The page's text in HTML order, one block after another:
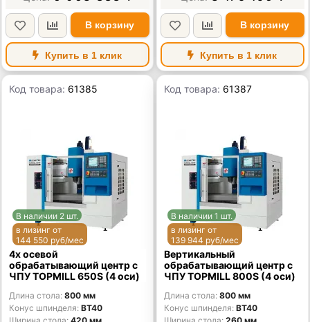
В корзину
Купить в 1 клик
В корзину
Купить в 1 клик
Код товара: 61385
В наличии 2 шт.
в лизинг от
144 550 руб/мес
4х осевой
обрабатывающий центр с
ЧПУ TOPMILL 650S (4 оси)
Длина стола 800 мм
Конус шпинделя BT40
Код товара: 61387
В наличии 1 шт.
в лизинг от
139 944 руб/мес
Вертикальный
обрабатывающий центр с
ЧПУ TOPMILL 800S (4 оси)
Длина стола 800 мм
Конус шпинделя BT40